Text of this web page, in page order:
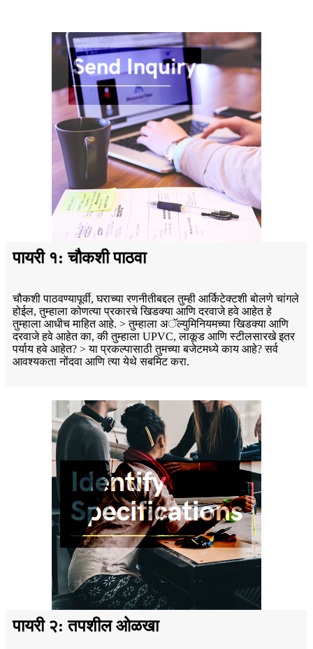
पायरी १: चौकशी पाठवा
चौकशी पाठवण्यापूर्वी, घराच्या रणनीतीबद्दल तुम्ही आर्किटेक्टशी बोलणे चांगले
होईल, तुम्हाला कोणत्या प्रकारचे खिडक्या आणि दरवाजे हवे आहेत हे
तुम्हाला आधीच माहित आहे. > तुम्हाला अॅल्युमिनियमच्या खिडक्या आणि
दरवाजे हवे आहेत का, की तुम्हाला UPVC, लाकूड आणि स्टीलसारखे इतर
पर्याय हवे आहेत? > या प्रकल्पासाठी तुमच्या बजेटमध्ये काय आहे? सर्व
आवश्यकता नोंदवा आणि त्या येथे सबमिट करा.
पायरी २: तपशील ओळखा